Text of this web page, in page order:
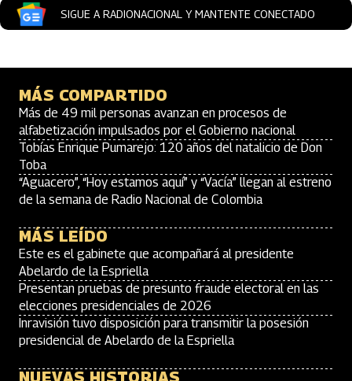
SIGUE A RADIONACIONAL Y MANTENTE CONECTADO
MÁS COMPARTIDO
Más de 49 mil personas avanzan en procesos de
alfabetización impulsados por el Gobierno nacional
Tobías Enrique Pumarejo: 120 años del natalicio de Don
Toba
“Aguacero”, “Hoy estamos aquí” y “Vacía” llegan al estreno
de la semana de Radio Nacional de Colombia
MÁS LEÍDO
Este es el gabinete que acompañará al presidente
Abelardo de la Espriella
Presentan pruebas de presunto fraude electoral en las
elecciones presidenciales de 2026
Inravisión tuvo disposición para transmitir la posesión
presidencial de Abelardo de la Espriella
NUEVAS HISTORIAS